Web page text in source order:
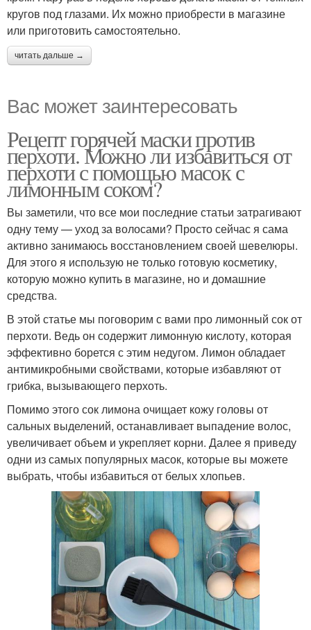
кругов под глазами. Их можно приобрести в магазине
или приготовить самостоятельно.
читать дальше →
Вас может заинтересовать
Рецепт горячей маски против
перхоти. Можно ли избавиться от
перхоти с помощью масок с
лимонным соком?
Вы заметили, что все мои последние статьи затрагивают
одну тему — уход за волосами? Просто сейчас я сама
активно занимаюсь восстановлением своей шевелюры.
Для этого я использую не только готовую косметику,
которую можно купить в магазине, но и домашние
средства.
В этой статье мы поговорим с вами про лимонный сок от
перхоти. Ведь он содержит лимонную кислоту, которая
эффективно борется с этим недугом. Лимон обладает
антимикробными свойствами, которые избавляют от
грибка, вызывающего перхоть.
Помимо этого сок лимона очищает кожу головы от
сальных выделений, останавливает выпадение волос,
увеличивает объем и укрепляет корни. Далее я приведу
одни из самых популярных масок, которые вы можете
выбрать, чтобы избавиться от белых хлопьев.